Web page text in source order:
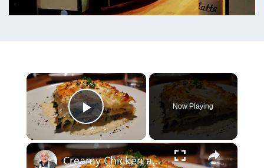
×
Play Video
Now Playing
×
Creamy Chicken and Spinach Lasagna with Mozzarella & Grana Padano